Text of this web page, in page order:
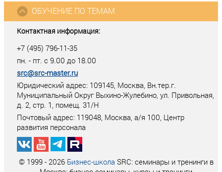
Контактная информация:
+7 (495) 796-11-35
пн. - пт. с 9.00 до 18.00
src@src-master.ru
Юридический адрес: 109145, Москва, Вн.тер.г.
Муниципальный Округ Выхино-Жулебино, ул. Привольная,
д. 2, стр. 1, помещ. 31/Н
Почтовый адрес: 119048, Москва, а/я 100, Центр
развития персонала
ОБУЧЕНИЕ ПО ТЕМАМ
© 1999 - 2026 Бизнес-школа SRC: семинары и тренинги в